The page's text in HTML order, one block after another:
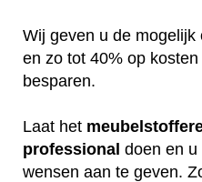
Wij geven u de mogelijk
en zo tot 40% op
besparen.
Laat het
professional doen en
wensen aan te geven.